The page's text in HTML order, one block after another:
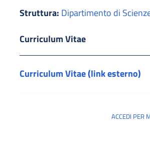
Struttura: Dipartimento di
Curriculum Vitae
Curriculum Vitae (link esterno)
ACCEDI PER